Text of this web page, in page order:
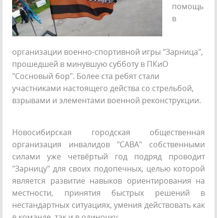
помощь
в
организации военно-спортивной игры "Зарница",
прошедшей в минувшую субботу в ПКиО
"Сосновый бор". Более ста ребят стали
участниками настоящего действа со стрельбой,
взрывами и элементами военной реконструкции.
Новосибирская городская общественная
организация инвалидов "САВА" собственными
силами уже четвёртый год подряд проводит
"Зарницу" для своих подопечных, целью которой
является развитие навыков ориентирования на
местности, принятия быстрых решений в
нестандартных ситуациях, умения действовать как